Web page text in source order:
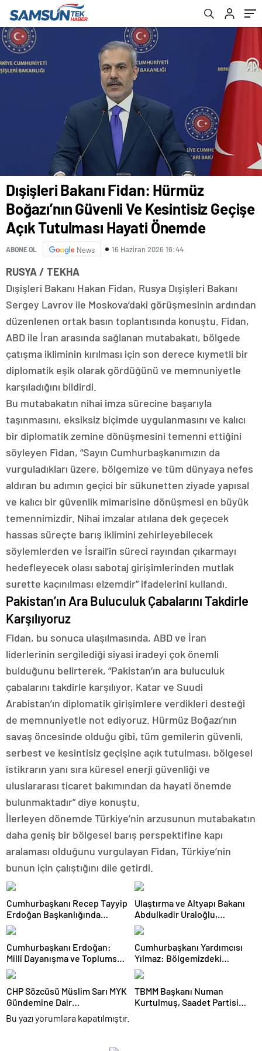
Hayati Önemde
Dışişleri Bakanı Fidan: Hürmüz
Boğazı’nın Güvenli Ve Kesintisiz Geçişe
Açık Tutulması Hayati Önemde
ABONE OL News 16 Haziran 2026 16:44
RUSYA / TEKHA
Dışişleri Bakanı Hakan Fidan, Rusya Dışişleri Bakanı
Sergey Lavrov ile Moskova’daki görüşmesinin ardından
düzenlenen ortak basın toplantısında konuştu. Fidan,
ABD ile İran arasında sağlanan mutabakatı, bölgede
çatışma ikliminin kırılması için son derece kıymetli bir
diplomatik eşik olarak gördüğünü ve memnuniyetle
karşıladığını bildirdi.
Bu mutabakatın nihai imza sürecine başarıyla
taşınmasını, eksiksiz biçimde uygulanmasını ve kalıcı
bir diplomatik zemine dönüşmesini temenni ettiğini
söyleyen Fidan, “Sayın Cumhurbaşkanımızın da
vurguladıkları üzere, bölgemize ve tüm dünyaya nefes
aldıran bu adımın geçici bir sükunetten ziyade yapısal
ve kalıcı bir güvenlik mimarisine dönüşmesi en büyük
temennimizdir. Nihai imzalar atılana dek geçecek
hassas süreçte barış iklimini zehirleyebilecek
söylemlerden ve İsrail’in süreci rayından çıkarmayı
hedefleyecek olası sabotaj girişimlerinden mutlak
surette kaçınılması elzemdir” ifadelerini kullandı.
Pakistan’ın Ara Buluculuk Çabalarını Takdirle
Karşılıyoruz
Fidan, bu sonuca ulaşılmasında, ABD ve İran
liderlerinin sergilediği siyasi iradeyi çok önemli
bulduğunu belirterek, “Pakistan’ın ara buluculuk
çabalarını takdirle karşılıyor, Katar ve Suudi
Arabistan’ın diplomatik girişimlere verdikleri desteği
de memnuniyetle not ediyoruz. Hürmüz Boğazı’nın
savaş öncesinde olduğu gibi, tüm gemilerin güvenli,
serbest ve kesintisiz geçişine açık tutulması, bölgesel
istikrarın yanı sıra küresel enerji güvenliği ve
uluslararası ticaret bakımından da hayati önemde
bulunmaktadır” diye konuştu.
İlerleyen dönemde Türkiye’nin arzusunun mutabakatın
daha geniş bir bölgesel barış perspektifine kapı
aralaması olduğunu vurgulayan Fidan, Türkiye’nin
bunun için çalıştığını dile getirdi.
Cumhurbaşkanı Recep Tayyip
Erdoğan Başkanlığında
Toplanan AK Parti MKYK’da
Gündem “Terörsüz Türkiye”
Süreci Oldu
Ulaştırma ve Altyapı Bakanı
Abdulkadir Uraloğlu,
Afyonkarahisar Belediye
Başkanlarıyla Bir Araya Geldi
Cumhurbaşkanı Erdoğan:
Millî Dayanışma ve Toplumsal
Bütünleşmenin
Güçlendirilmesine Dair Kanun
Teklifi Gazi Meclisimizin
Takdirine Sunuldu
Cumhurbaşkanı Yardımcısı
Yılmaz: Bölgemizdeki
Emperyalist Tuzakları Boşa
Çıkarmaya Devam Edeceğiz
CHP Sözcüsü Müslim Sarı MYK
Gündemine Dair
Açıklamalarda Bulundu: 8 İl
Başkanlığına Atama Yapıldı
TBMM Başkanı Numan
Kurtulmuş, Saadet Partisi
Bu yazı yorumlara kapatılmıştır.